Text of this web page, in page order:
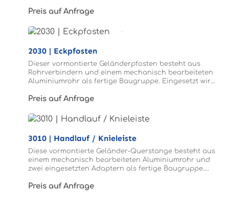
Preis auf Anfrage
2030 | Eckpfosten
Dieser vormontierte Geländerpfosten besteht aus
Rohrverbindern und einem mechanisch bearbeiteten
Aluminiumrohr als fertige Baugruppe. Eingesetzt wird
Preis auf Anfrage
3010 | Handlauf / Knieleiste
Diese vormontierte Geländer-Querstange besteht aus
einem mechanisch bearbeiteten Aluminiumrohr und
zwei eingesetzten Adaptern als fertige Baugruppe.
Querverbindung zwischen den einzelnen Pfosten.
Preis auf Anfrage